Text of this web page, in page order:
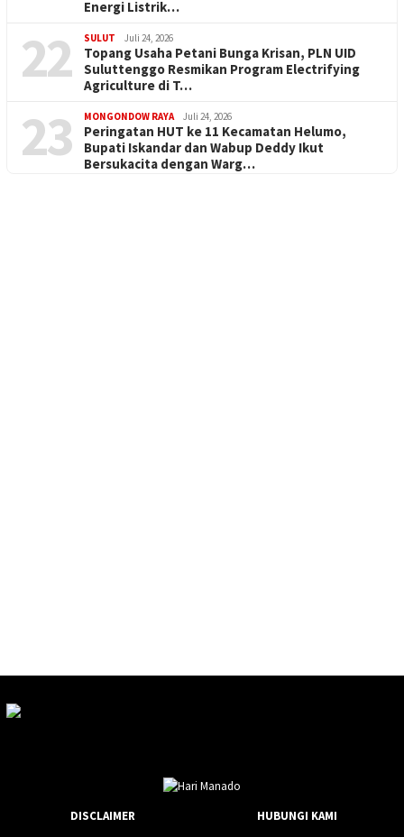
Energi Listrik…
22 SULUT Juli 24, 2026
Topang Usaha Petani Bunga Krisan, PLN UID
Suluttenggo Resmikan Program Electrifying
Agriculture di T…
23 MONGONDOW RAYA Juli 24, 2026
Peringatan HUT ke 11 Kecamatan Helumo,
Bupati Iskandar dan Wabup Deddy Ikut
Bersukacita dengan Warg…
DISCLAIMER
HUBUNGI KAMI